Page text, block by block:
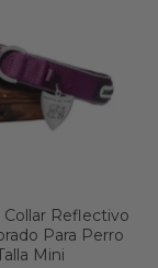
Collar Reflectivo
Para Perro
Mini